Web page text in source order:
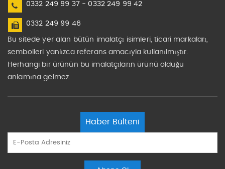
0332 249 99 37 - 0332 249 99 42
0332 249 99 46
Bu sitede yer alan bütün imalatçı isimleri, ticari markaları,
sembolleri yanlızca referans amacıyla kullanılmıştır.
Herhangi bir ürünün bu imalatçıların ürünü olduğu
anlamına gelmez.
Haber Bülteni